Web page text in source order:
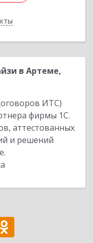
в Артеме,
ИТС)
фирмы 1С.
аттестованных
и решений